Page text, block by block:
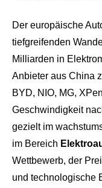
Der europäische
tiefgreifenden
Milliarden in
Anbieter aus China
BYD, NIO, MG,
Geschwindigkeit
gezielt im
im Bereich
Wettbewerb, der
und technologische